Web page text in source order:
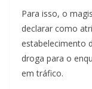
Para isso, o
declarar como
estabelecimento
droga para o
em tráfico.